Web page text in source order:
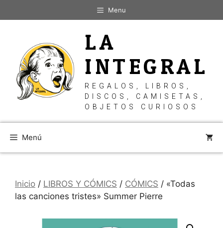
al
Menu
LA
INTEGRAL
REGALOS, LIBROS,
DISCOS, CAMISETAS,
OBJETOS CURIOSOS
Menú
Inicio / LIBROS Y CÓMICS / CÓMICS / «Todas
las canciones tristes» Summer Pierre